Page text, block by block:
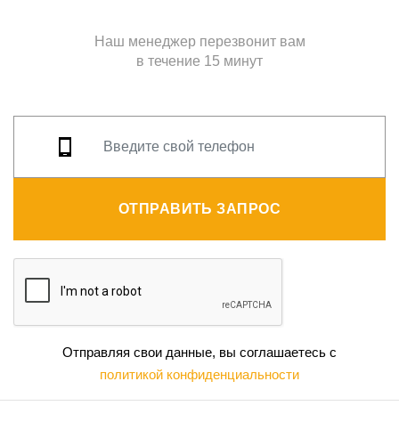
Наш менеджер перезвонит вам
в течение 15 минут
ОТПРАВИТЬ ЗАПРОС
Отправляя свои данные, вы соглашаетесь с
политикой конфиденциальности